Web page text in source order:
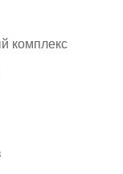
комплекс